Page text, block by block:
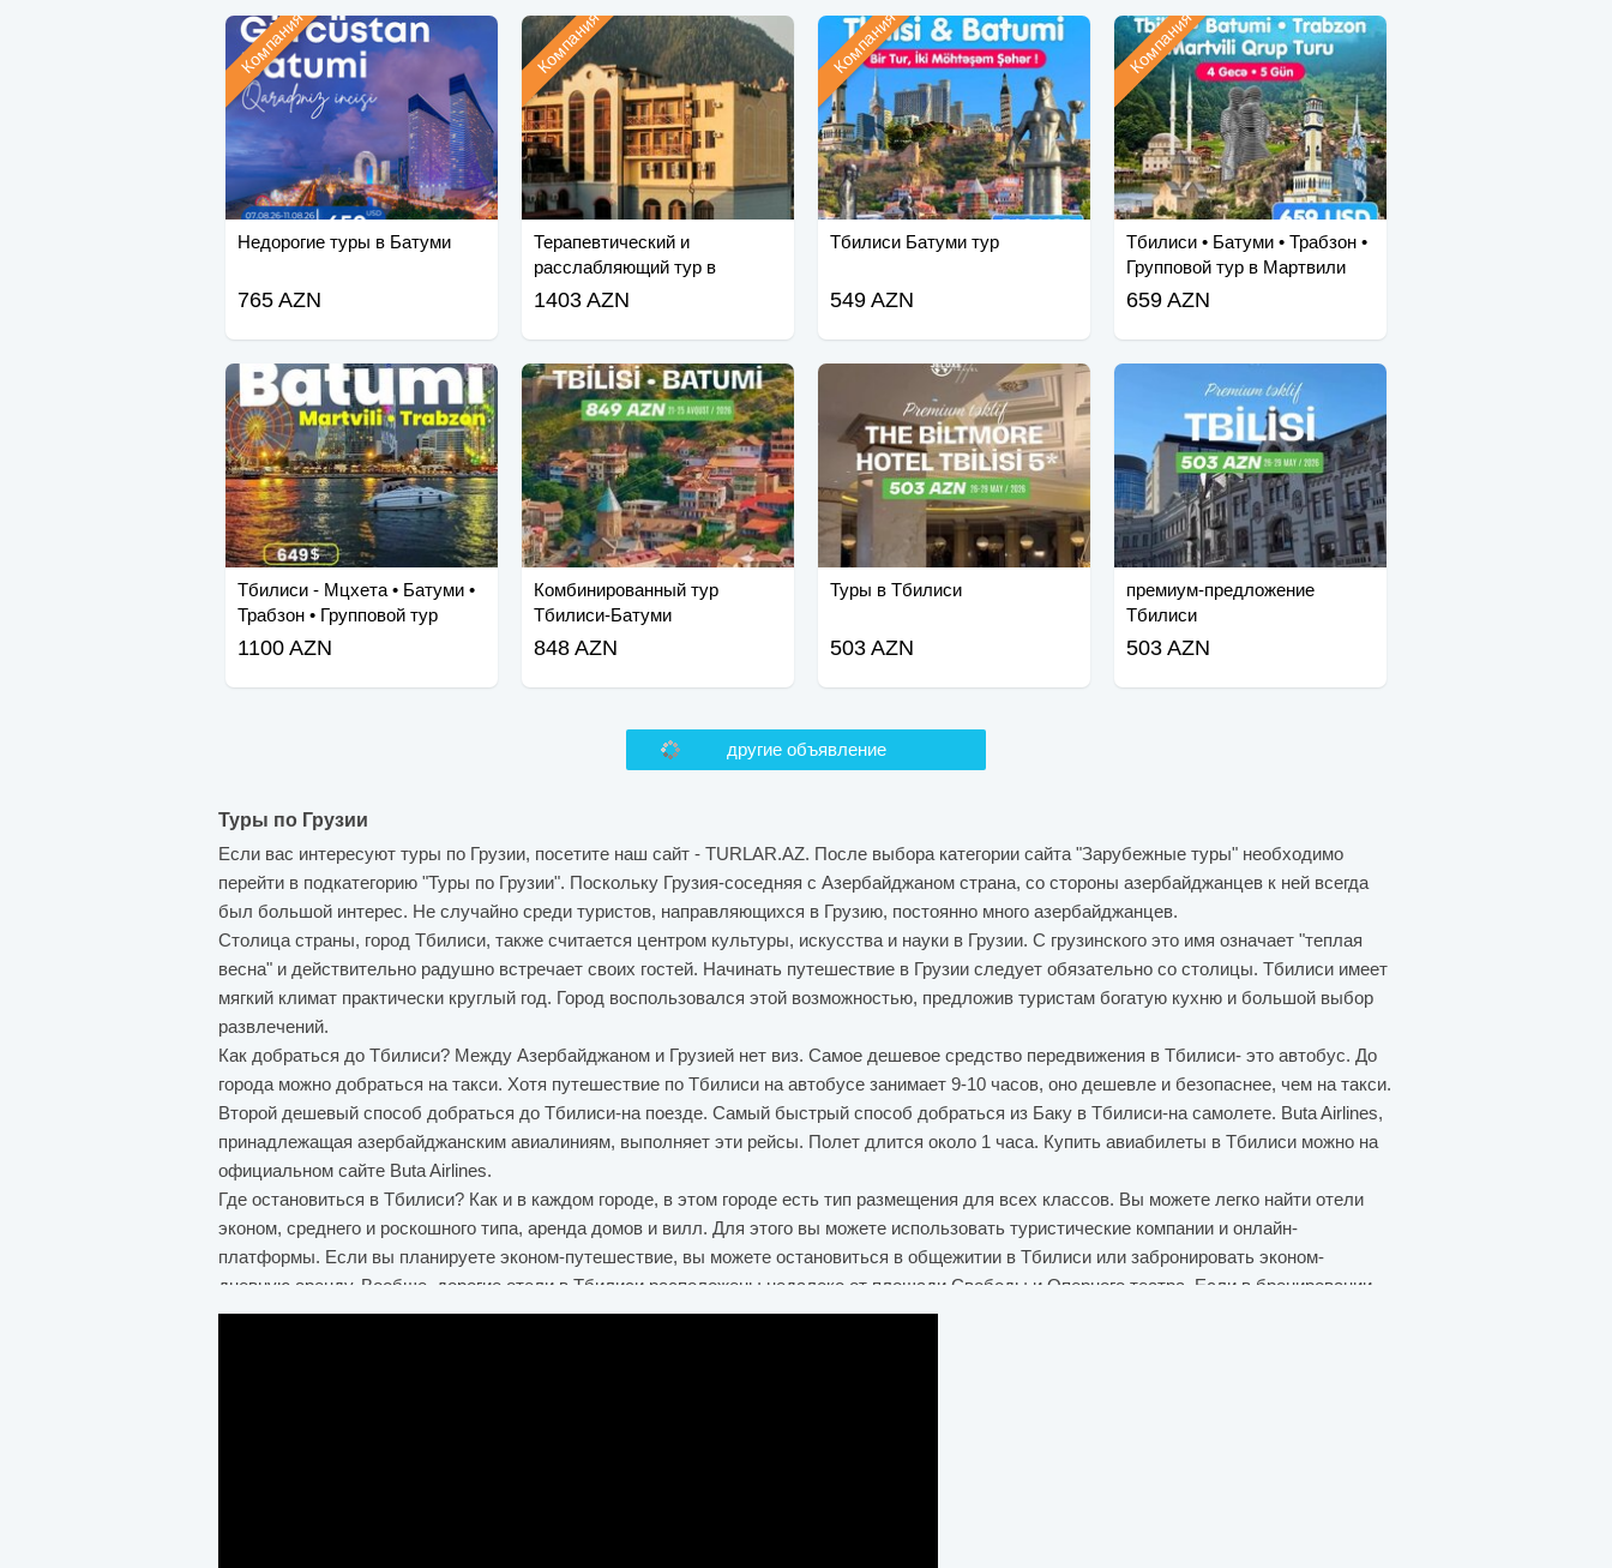
Недорогие туры в Батуми
Компания
765 AZN
Терапевтический и
расслабляющий тур в
Боржоми
Компания
1403 AZN
Тбилиси Батуми тур
Компания
549 AZN
Тбилиси • Батуми • Трабзон •
Групповой тур в Мартвили
Компания
659 AZN
Тбилиси - Мцхета • Батуми •
Трабзон • Групповой тур
1100 AZN
Комбинированный тур
Тбилиси-Батуми
848 AZN
Туры в Тбилиси
503 AZN
премиум-предложение
Тбилиси
503 AZN
другие объявление
Туры по Грузии
Если вас интересуют туры по Грузии, посетите наш сайт - TURLAR.AZ. После выбора категории сайта "Зарубежные туры" необходимо
перейти в подкатегорию "Туры по Грузии". Поскольку Грузия-соседняя с Азербайджаном страна, со стороны азербайджанцев к ней всегда
был большой интерес. Не случайно среди туристов, направляющихся в Грузию, постоянно много азербайджанцев.
Столица страны, город Тбилиси, также считается центром культуры, искусства и науки в Грузии. С грузинского это имя означает "теплая
весна" и действительно радушно встречает своих гостей. Начинать путешествие в Грузии следует обязательно со столицы. Тбилиси имеет
мягкий климат практически круглый год. Город воспользовался этой возможностью, предложив туристам богатую кухню и большой выбор
развлечений.
Как добраться до Тбилиси? Между Азербайджаном и Грузией нет виз. Самое дешевое средство передвижения в Тбилиси- это автобус. До
города можно добраться на такси. Хотя путешествие по Тбилиси на автобусе занимает 9-10 часов, оно дешевле и безопаснее, чем на такси.
Второй дешевый способ добраться до Тбилиси-на поезде. Самый быстрый способ добраться из Баку в Тбилиси-на самолете. Buta Airlines,
принадлежащая азербайджанским авиалиниям, выполняет эти рейсы. Полет длится около 1 часа. Купить авиабилеты в Тбилиси можно на
официальном сайте Buta Airlines.
Где остановиться в Тбилиси? Как и в каждом городе, в этом городе есть тип размещения для всех классов. Вы можете легко найти отели
эконом, среднего и роскошного типа, аренда домов и вилл. Для этого вы можете использовать туристические компании и онлайн-
платформы. Если вы планируете эконом-путешествие, вы можете остановиться в общежитии в Тбилиси или забронировать эконом-
дневную аренду. Вообще, дорогие отели в Тбилиси расположены недалеко от площади Свободы и Оперного театра. Если в бронировании
указано "Non Refundable", это означает, что после бронирования вы больше не можете ни отменить бронирование, ни изменить дату.